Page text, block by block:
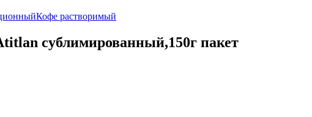
Кофе растворимый
сублимированный,150г пакет